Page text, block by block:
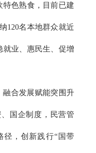
特色熟食，目前已建
120名本地群众就近
就业、惠民生、促增
融合发展赋能突围升
国企制度，民营管
径，创新践行“国带